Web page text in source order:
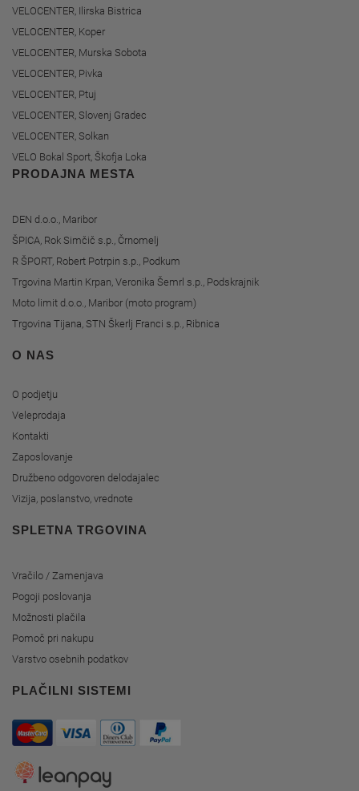
VELOCENTER, Ilirska Bistrica
VELOCENTER, Koper
VELOCENTER, Murska Sobota
VELOCENTER, Pivka
VELOCENTER, Ptuj
VELOCENTER, Slovenj Gradec
VELOCENTER, Solkan
VELO Bokal Sport, Škofja Loka
PRODAJNA MESTA
DEN d.o.o., Maribor
ŠPICA, Rok Simčič s.p., Črnomelj
R ŠPORT, Robert Potrpin s.p., Podkum
Trgovina Martin Krpan, Veronika Šemrl s.p., Podskrajnik
Moto limit d.o.o., Maribor (moto program)
Trgovina Tijana, STN Škerlj Franci s.p., Ribnica
O NAS
O podjetju
Veleprodaja
Kontakti
Zaposlovanje
Družbeno odgovoren delodajalec
Vizija, poslanstvo, vrednote
SPLETNA TRGOVINA
Vračilo / Zamenjava
Pogoji poslovanja
Možnosti plačila
Pomoč pri nakupu
Varstvo osebnih podatkov
PLAČILNI SISTEMI